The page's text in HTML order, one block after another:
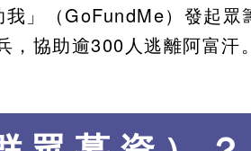
」（GoFundMe）發起
協助逾300人逃離阿富汗